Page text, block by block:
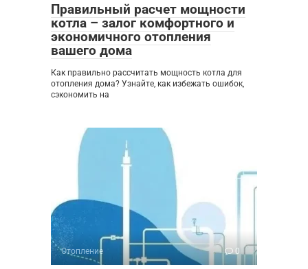
Правильный расчет мощности
котла – залог комфортного и
экономичного отопления
вашего дома
Как правильно рассчитать мощность котла для
отопления дома? Узнайте, как избежать ошибок,
сэкономить на
Отопление 0